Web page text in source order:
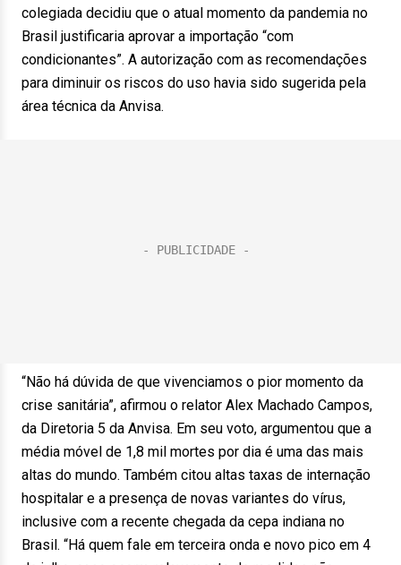
colegiada decidiu que o atual momento da pandemia no
Brasil justificaria aprovar a importação “com
condicionantes”. A autorização com as recomendações
para diminuir os riscos do uso havia sido sugerida pela
área técnica da Anvisa.
“Não há dúvida de que vivenciamos o pior momento da
crise sanitária”, afirmou o relator Alex Machado Campos,
da Diretoria 5 da Anvisa. Em seu voto, argumentou que a
média móvel de 1,8 mil mortes por dia é uma das mais
altas do mundo. Também citou altas taxas de internação
hospitalar e a presença de novas variantes do vírus,
inclusive com a recente chegada da cepa indiana no
Brasil. “Há quem fale em terceira onda e novo pico em 4